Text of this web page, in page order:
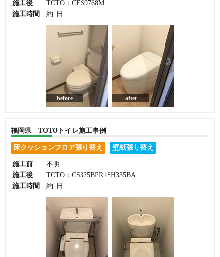
施工後
TOTO：CES9768M
施工時間
約1日
before after
福岡県 TOTOトイレ施工事例
床クッションフロア張り替え 壁紙張り替え
施工前
不明
施工後
TOTO：CS325BPR+SH335BA
施工時間
約1日